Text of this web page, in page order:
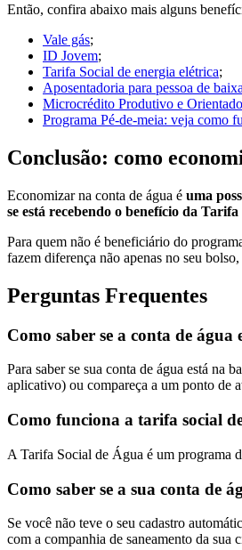
Então, confira abaixo mais alguns
Vale gás;
ID Jovem;
Tarifa Social de energia elétrica;
Aposentadoria para pessoa de
Microcrédito Produtivo e
Programa Pé-de-meia: veja como
Conclusão: como
Economizar na conta de água é uma
se está recebendo o benefício da Tarifa
Para quem não é beneficiário do
fazem diferença não apenas no seu
Perguntas Frequentes
Como saber se a conta de água
Para saber se sua conta de água está na
aplicativo) ou compareça a um ponto de
Como funciona a tarifa social
A Tarifa Social de Água é um programa
Como saber se a sua conta de
Se você não teve o seu cadastro
com a companhia de saneamento da sua